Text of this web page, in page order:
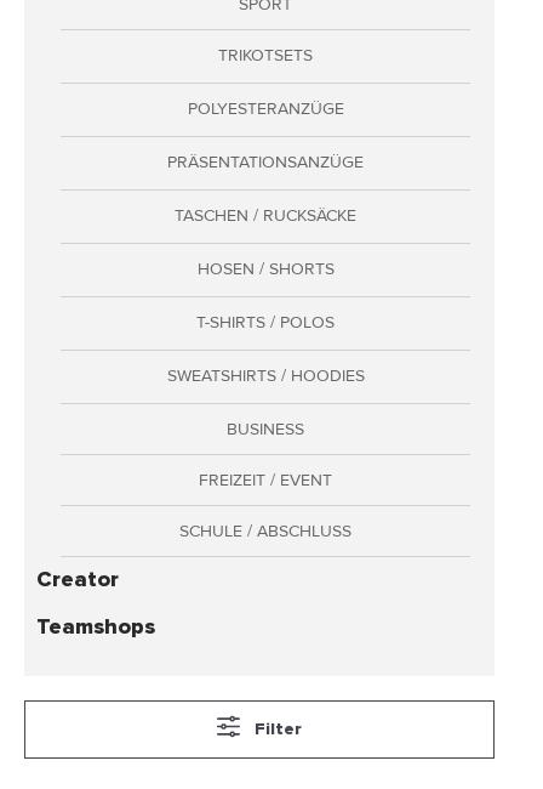
Adressen
Zahlungsarten
Bestellungen
Widerruf erklären
TRIKOTSETS
POLYESTERANZÜGE
PRÄSENTATIONSANZÜGE
TASCHEN / RUCKSÄCKE
HOSEN / SHORTS
T-SHIRTS / POLOS
SWEATSHIRTS / HOODIES
BUSINESS
FREIZEIT / EVENT
SCHULE / ABSCHLUSS
Creator
Teamshops
Filter